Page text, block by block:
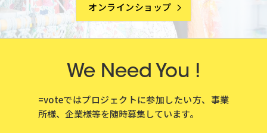
オンラインショップ
We Need You !
=voteではプロジェクトに参加したい方、事業
所様、企業様等を随時募集しています。